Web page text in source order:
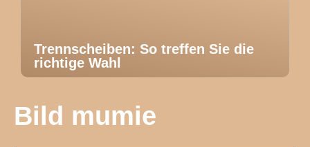
Trennscheiben: So treffen Sie die
richtige Wahl
Bild mumie